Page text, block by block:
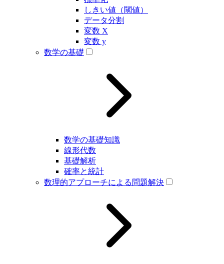
しきい値（閾値）
データ分割
変数 X
変数 y
数学の基礎
数学の基礎知識
線形代数
基礎解析
確率と統計
数理的アプローチによる問題解決